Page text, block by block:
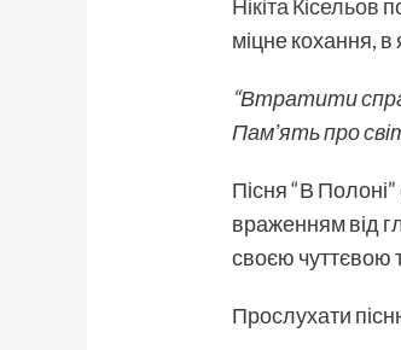
Нікіта Кісельов
міцне кохання,
“Втратити
Памʼять про
Пісня “В
враженням від
своєю чуттєвою
Прослухати